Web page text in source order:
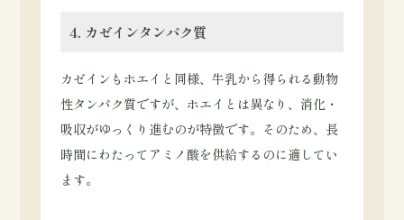
4. カゼインタンパク質
カゼインもホエイと同様、牛乳から得られる動物
性タンパク質ですが、ホエイとは異なり、消化・
吸収がゆっくり進むのが特徴です。そのため、長
時間にわたってアミノ酸を供給するのに適してい
ます。